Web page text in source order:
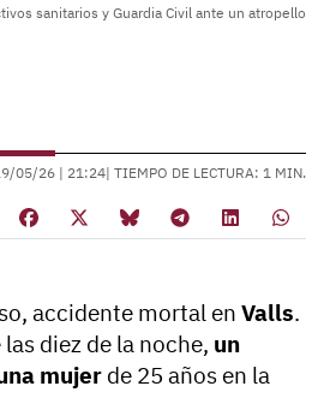
sanitarios y Guardia Civil ante un atropello
05/26 | 21:24| TIEMPO DE LECTURA: 1 MIN.
accidente mortal en Valls.
diez de la noche, un
mujer de 25 años en la